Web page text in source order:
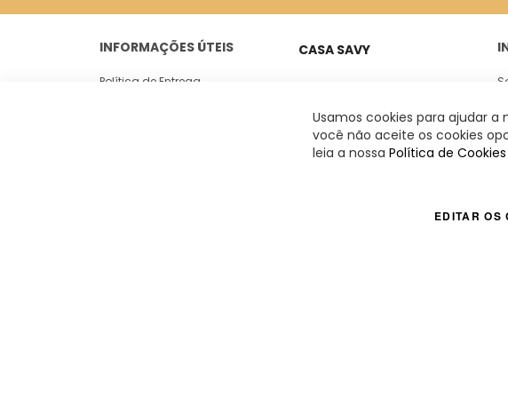
INFORMAÇÕES ÚTEIS
Política de Entrega
CASA SAVY
Jardim Paulista - São Paulo
GUADALUPE
Usamos cookies para ajudar a
você não aceite os cookies
leia a nossa Política de Cookies
EDITAR OS